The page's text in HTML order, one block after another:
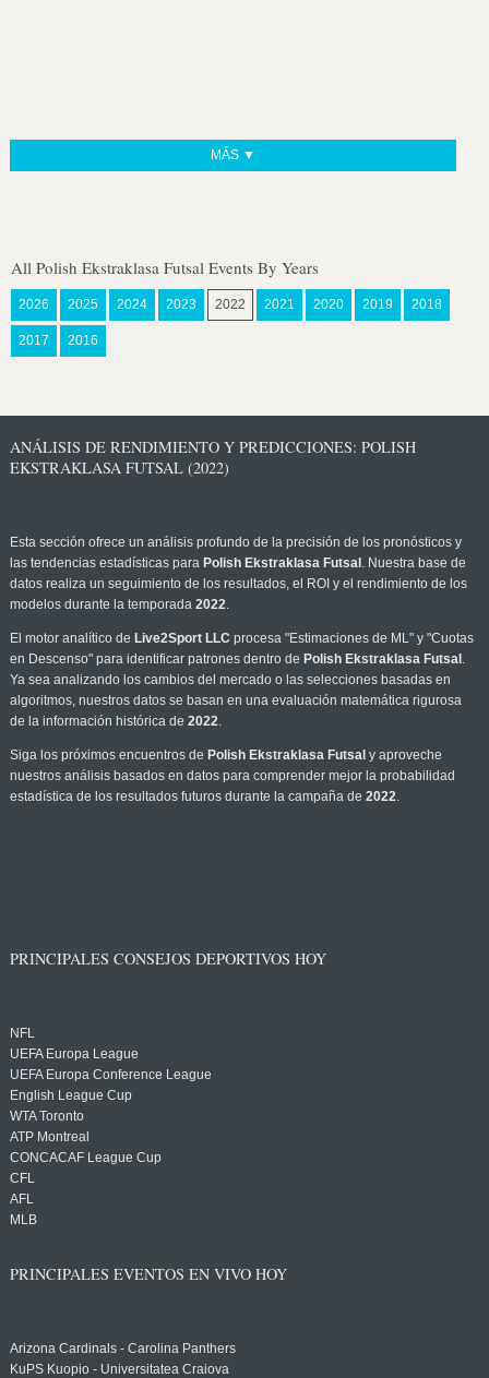
MÁS ▼
All Polish Ekstraklasa Futsal Events By Years
2026 2025 2024 2023 2022 2021 2020 2019 2018
2017 2016
ANÁLISIS DE RENDIMIENTO Y PREDICCIONES: POLISH
EKSTRAKLASA FUTSAL (2022)
Esta sección ofrece un análisis profundo de la precisión de los pronósticos y
las tendencias estadísticas para Polish Ekstraklasa Futsal . Nuestra base de
datos realiza un seguimiento de los resultados, el ROI y el rendimiento de los
modelos durante la temporada 2022.
El motor analítico de Live2Sport LLC procesa "Estimaciones de ML" y "Cuotas
en Descenso" para identificar patrones dentro de Polish Ekstraklasa Futsal .
Ya sea analizando los cambios del mercado o las selecciones basadas en
algoritmos, nuestros datos se basan en una evaluación matemática rigurosa
de la información histórica de 2022.
Siga los próximos encuentros de Polish Ekstraklasa Futsal y aproveche
nuestros análisis basados en datos para comprender mejor la probabilidad
estadística de los resultados futuros durante la campaña de 2022.
PRINCIPALES CONSEJOS DEPORTIVOS HOY
NFL
UEFA Europa League
UEFA Europa Conference League
English League Cup
WTA Toronto
ATP Montreal
CONCACAF League Cup
CFL
AFL
MLB
PRINCIPALES EVENTOS EN VIVO HOY
Arizona Cardinals - Carolina Panthers
KuPS Kuopio - Universitatea Craiova